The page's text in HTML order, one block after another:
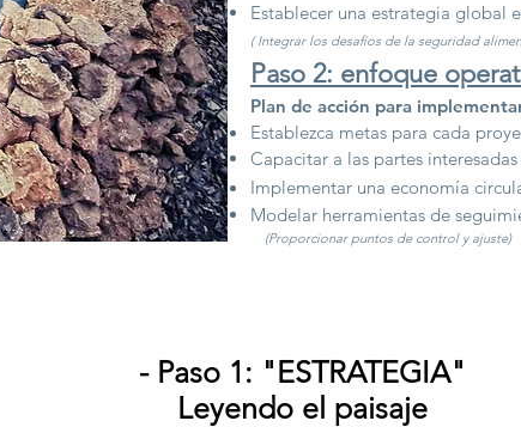
Establecer una estrategia global
(Integrar los desafíos de la seguridad
Paso 2: enfoque
Plan de acción para
Establezca metas para cada
Capacitar a las partes interesadas
Implementar una economía
Modelar herramientas de
(Proporcionar puntos de control y ajuste)
- Paso 1: "ESTRATEGIA"
Leyendo el paisaje